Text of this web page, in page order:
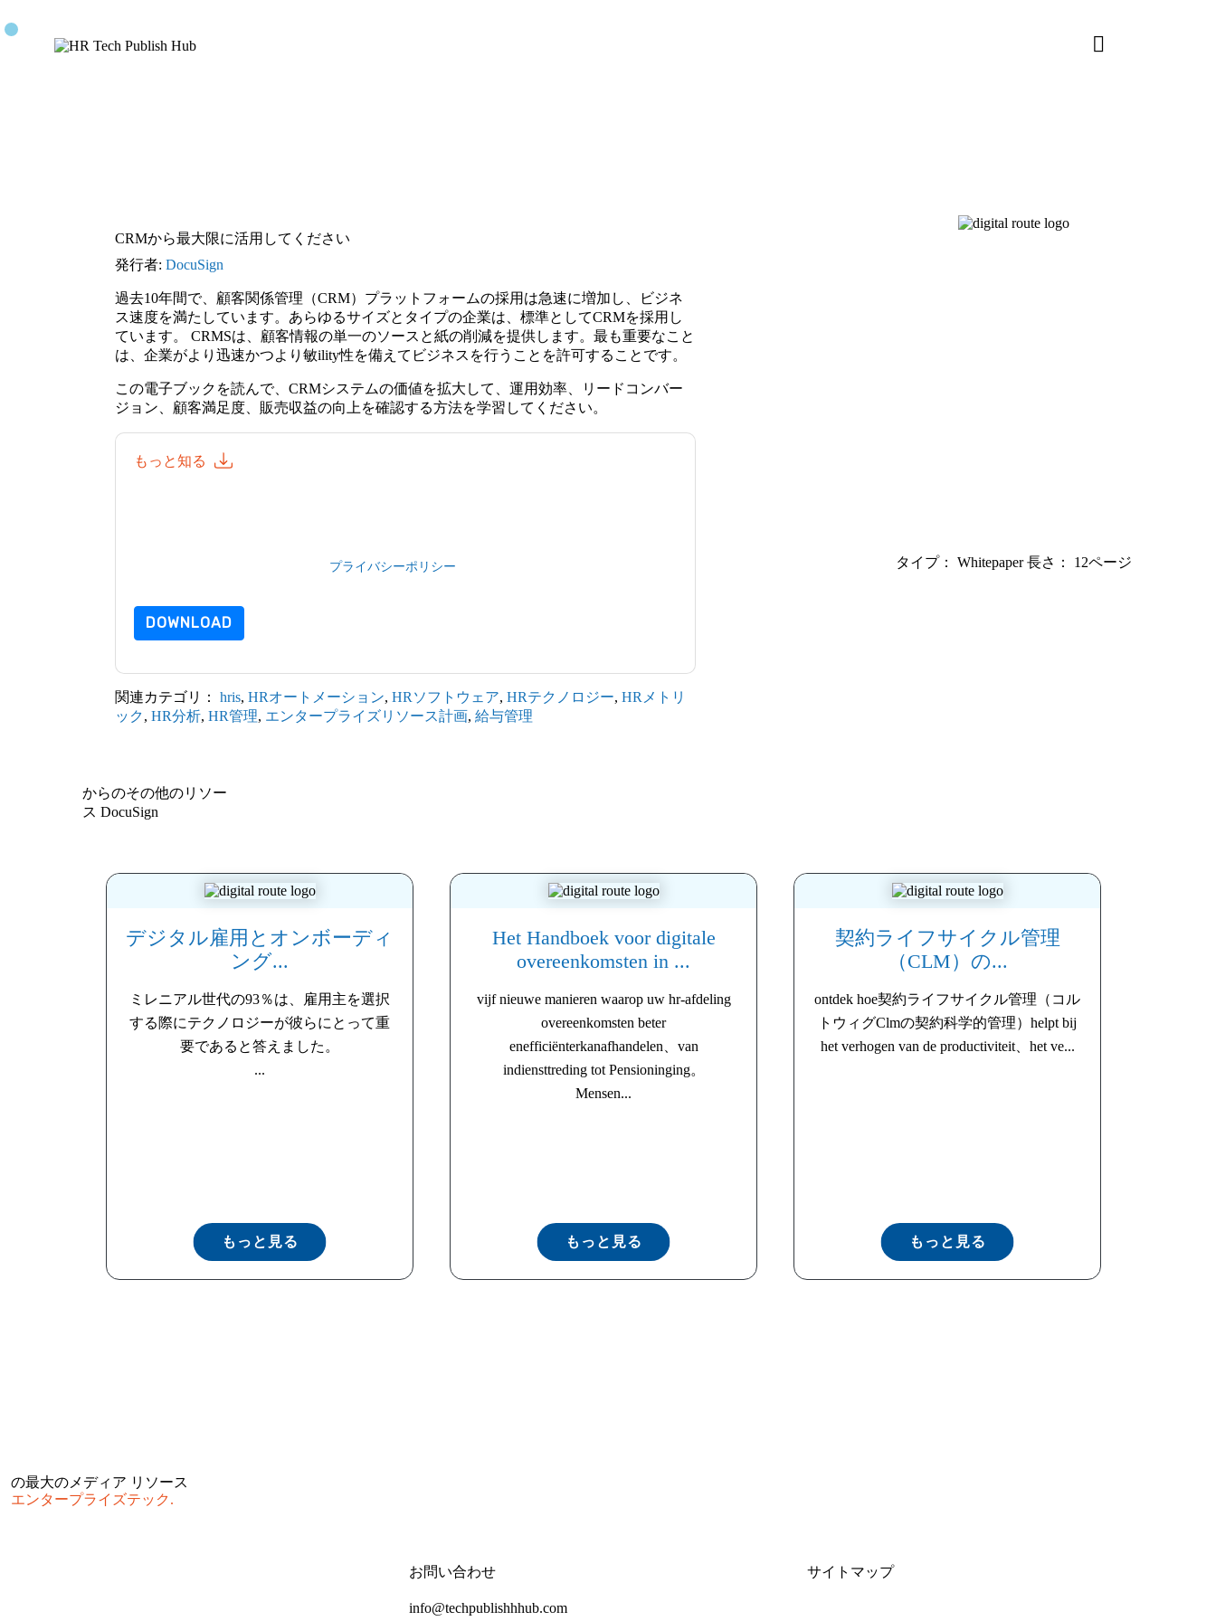
CRMから最大限に活用してください
発行者: DocuSign
過去10年間で、顧客関係管理（CRM）プラットフォームの採用は急速に増加し、ビジネ
ス速度を満たしています。あらゆるサイズとタイプの企業は、標準としてCRMを採用し
ています。 CRMSは、顧客情報の単一のソースと紙の削減を提供します。最も重要なこと
は、企業がより迅速かつより敏ility性を備えてビジネスを行うことを許可することです。
この電子ブックを読んで、CRMシステムの価値を拡大して、運用効率、リードコンバー
ジョン、顧客満足度、販売収益の向上を確認する方法を学習してください。
もっと知る
プライバシーポリシー
DOWNLOAD
関連カテゴリ： hris, HRオートメーション, HRソフトウェア, HRテクノロジー, HRメトリ
ック, HR分析, HR管理, エンタープライズリソース計画, 給与管理
タイプ： Whitepaper 長さ： 12ページ
からのその他のリソー
ス DocuSign
デジタル雇用とオンボーディ
ング...
ミレニアル世代の93％は、雇用主を選択
する際にテクノロジーが彼らにとって重
要であると答えました。
...
もっと見る
Het Handboek voor digitale
overeenkomsten in ...
vijf nieuwe manieren waarop uw hr-afdeling
overeenkomsten beter
enefficiënterkanafhandelen、van
indiensttreding tot Pensioninging。
Mensen...
もっと見る
契約ライフサイクル管理
（CLM）の...
ontdek hoe契約ライフサイクル管理（コル
トウィグClmの契約科学的管理）helpt bij
het verhogen van de productiviteit、het ve...
もっと見る
の最大のメディア リソース
エンタープライズテック.
お問い合わせ
info@techpublishhhub.com
サイトマップ